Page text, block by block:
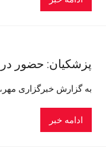
پزشکیان: حضور در
به گزارش خبرگزاری
ادامه خبر